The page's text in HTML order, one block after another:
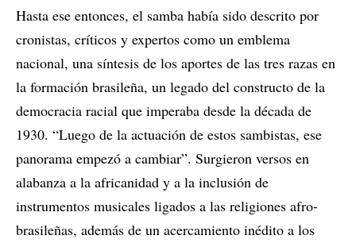
Hasta ese entonces, el samba había sido descrito por
cronistas, críticos y expertos como un emblema
nacional, una síntesis de los aportes de las tres razas en
la formación brasileña, un legado del constructo de la
democracia racial que imperaba desde la década de
1930. “Luego de la actuación de estos sambistas, ese
panorama empezó a cambiar”. Surgieron versos en
alabanza a la africanidad y a la inclusión de
instrumentos musicales ligados a las religiones afro-
brasileñas, además de un acercamiento inédito a los